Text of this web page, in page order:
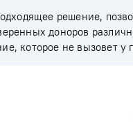
решение,
доноров
которое не вызовет у